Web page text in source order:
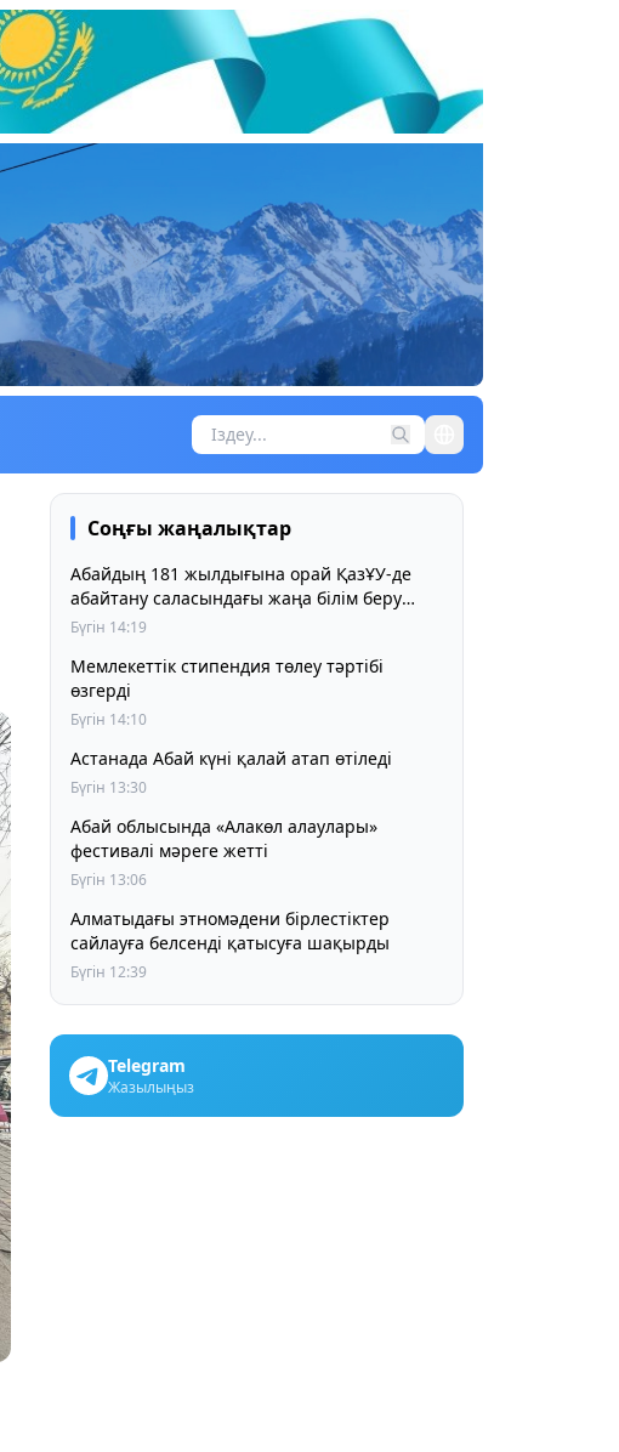
Соңғы жаңалықтар
Абайдың 181 жылдығына орай ҚазҰУ-де
абайтану саласындағы жаңа білім беру
жобасы мен ғылыми әзірлемені
Бүгін 14:19
Мемлекеттік стипендия төлеу тәртібі
өзгерді
Бүгін 14:10
Астанада Абай күні қалай атап өтіледі
Бүгін 13:30
Абай облысында «Алакөл алаулары»
фестивалі мәреге жетті
Бүгін 13:06
Алматыдағы этномәдени бірлестіктер
сайлауға белсенді қатысуға шақырды
Бүгін 12:39
Telegram
Жазылыңыз